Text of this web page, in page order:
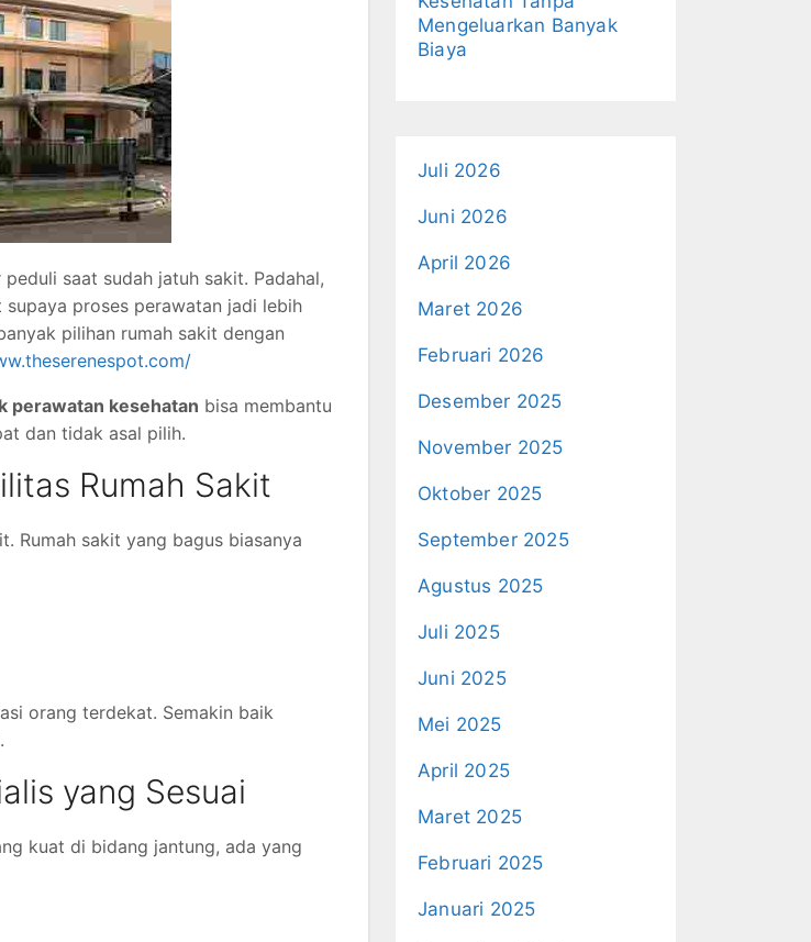
saat sudah jatuh sakit. Padahal,
proses perawatan jadi lebih
pilihan rumah sakit dengan
perawatan kesehatan bisa membantu
dan tidak asal pilih.
Rumah Sakit
Rumah sakit yang bagus biasanya
orang terdekat. Semakin baik
yang Sesuai
kuat di bidang jantung, ada yang
Mengeluarkan Banyak
Biaya
Juli 2026
Juni 2026
April 2026
Maret 2026
Februari 2026
Desember 2025
November 2025
Oktober 2025
September 2025
Agustus 2025
Juli 2025
Juni 2025
Mei 2025
April 2025
Maret 2025
Februari 2025
Januari 2025